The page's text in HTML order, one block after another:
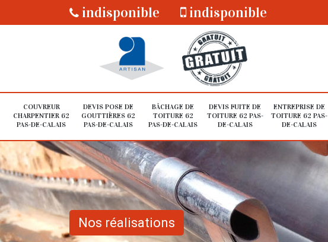
indisponible indisponible
COUVREUR
CHARPENTIER 62
PAS-DE-CALAIS
DEVIS POSE DE
GOUTTIÈRES 62
PAS-DE-CALAIS
BÂCHAGE DE
TOITURE 62
PAS-DE-CALAIS
DEVIS FUITE DE
TOITURE 62 PAS-
DE-CALAIS
ENTREPRISE DE
TOITURE 62 PAS-
DE-CALAIS
Nos réalisations